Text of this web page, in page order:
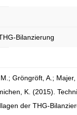
Bilanzierung
Gröngröft, A.;
K. (2015).
der THG-